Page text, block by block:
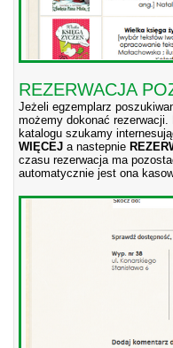
REZERWACJA
Jeżeli egzemplarz
możemy dokonać
katalogu szukamy
WIĘCEJ a nastepnie
czasu rezerwacja ma
automatycznie jest ona